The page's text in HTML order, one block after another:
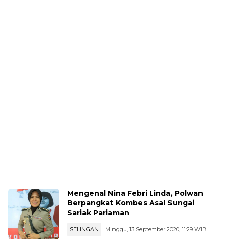
Mengenal Nina Febri Linda, Polwan
Berpangkat Kombes Asal Sungai
Sariak Pariaman
SELINGAN Minggu, 13 September 2020, 11:29 WIB